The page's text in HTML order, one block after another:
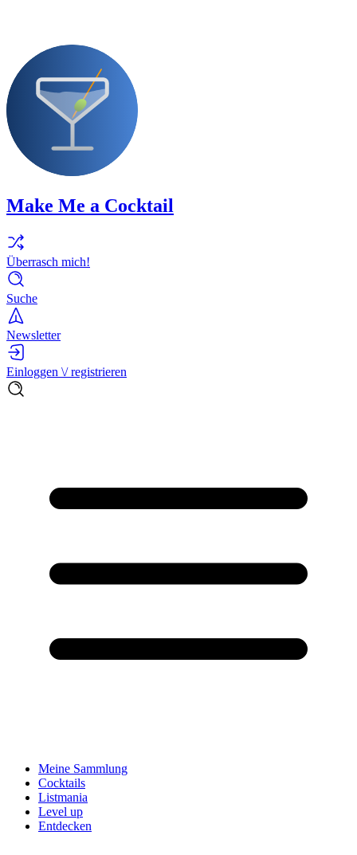
Make Me a Cocktail
Überrasch mich!
Suche
Newsletter
Einloggen \/ registrieren
Meine Sammlung
Cocktails
Listmania
Level up
Entdecken